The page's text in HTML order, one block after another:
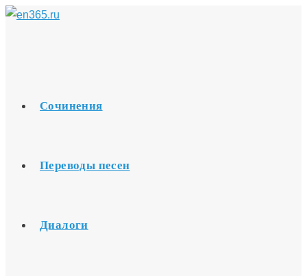
Перейти
Сочинения
Переводы песен
Диалоги